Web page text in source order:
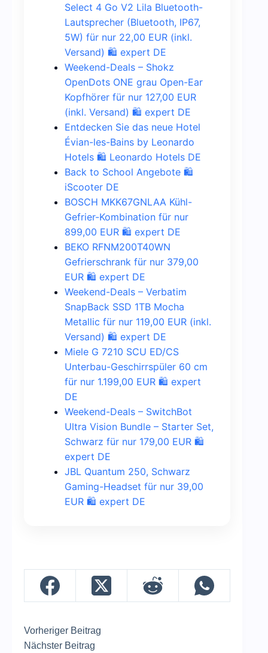
Select 4 Go V2 Lila Bluetooth-
Lautsprecher (Bluetooth, IP67,
5W) für nur 22,00 EUR (inkl.
Versand) 🛍️ expert DE
Weekend-Deals – Shokz
OpenDots ONE grau Open-Ear
Kopfhörer für nur 127,00 EUR
(inkl. Versand) 🛍️ expert DE
Entdecken Sie das neue Hotel
Évian-les-Bains by Leonardo
Hotels 🛍️ Leonardo Hotels DE
Back to School Angebote 🛍️
iScooter DE
BOSCH MKK67GNLAA Kühl-
Gefrier-Kombination für nur
899,00 EUR 🛍️ expert DE
BEKO RFNM200T40WN
Gefrierschrank für nur 379,00
EUR 🛍️ expert DE
Weekend-Deals – Verbatim
SnapBack SSD 1TB Mocha
Metallic für nur 119,00 EUR (inkl.
Versand) 🛍️ expert DE
Miele G 7210 SCU ED/CS
Unterbau-Geschirrspüler 60 cm
für nur 1.199,00 EUR 🛍️ expert
DE
Weekend-Deals – SwitchBot
Ultra Vision Bundle – Starter Set,
Schwarz für nur 179,00 EUR 🛍️
expert DE
JBL Quantum 250, Schwarz
Gaming-Headset für nur 39,00
EUR 🛍️ expert DE
Vorheriger Beitrag
Nächster Beitrag